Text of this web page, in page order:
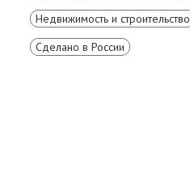
Недвижимость и строительство
Сделано в России